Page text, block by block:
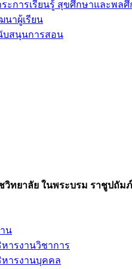
ะการเรียนรู้ สุขศึกษาและพลศึ
าผู้เรียน
บสนุนการสอน
วิทยาลัย ในพระบรม ราชูปถัมภ์
น
ารงานวิชาการ
ารงานบุคคล